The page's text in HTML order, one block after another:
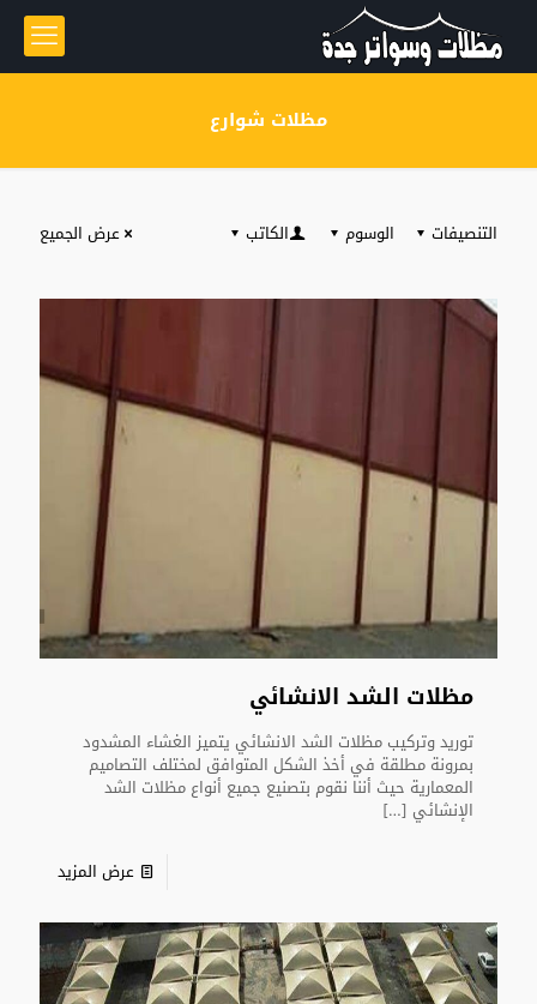
مظلات شوارع
التنصيفات الوسوم الكاتب عرض الجميع
مظلات الشد الانشائي
توريد وتركيب مظلات الشد الانشائي يتميز الغشاء المشدود
بمرونة مطلقة في أخذ الشكل المتوافق لمختلف التصاميم
المعمارية حيث أننا نقوم بتصنيع جميع أنواع مظلات الشد
الإنشائي […]
عرض المزيد